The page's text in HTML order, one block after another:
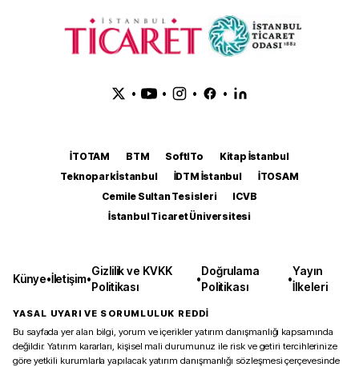
• • • •
İTOTAM BTM SoftITo
Kitap İstanbul
Teknopark İstanbul
İDTM İstanbul
İTOSAM
Cemile Sultan Tesisleri
ICVB
İstanbul Ticaret Üniversitesi
Künye•İletişim•
Gizlilik ve KVKK
Politikası
•
Doğrulama
Politikası
•
Yayın
İlkeleri
YASAL UYARI VE SORUMLULUK REDDİ
Bu sayfada yer alan bilgi, yorum ve içerikler yatırım danışmanlığı kapsamında
değildir. Yatırım kararları, kişisel mali durumunuz ile risk ve getiri tercihlerinize
göre yetkili kurumlarla yapılacak yatırım danışmanlığı sözleşmesi çerçevesinde